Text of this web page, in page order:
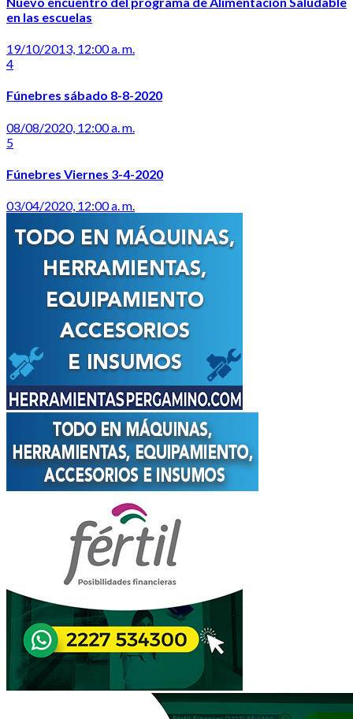
en las escuelas
19/10/2013, 12:00 a. m.
4
Fúnebres sábado 8-8-2020
08/08/2020, 12:00 a. m.
5
Fúnebres Viernes 3-4-2020
03/04/2020, 12:00 a. m.